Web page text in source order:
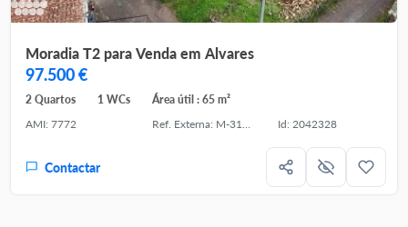
Moradia T2 para Venda em Alvares
97.500 €
2 Quartos 1 WCs
Área útil : 65 m²
AMI: 7772
Ref. Externa: M-31410 Id: 2042328
Contactar